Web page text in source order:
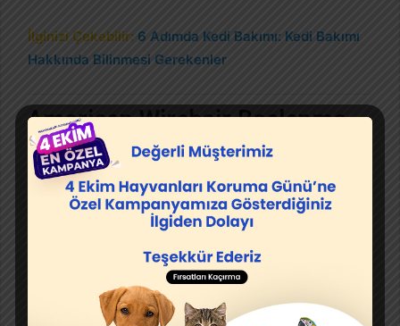
İlginizi Çekebilir: 6 Adımda Kedi Bakımı: Kedi Bakımı
Hakkında Bilinmesi Gerekenler
American Wirehair Beslenme